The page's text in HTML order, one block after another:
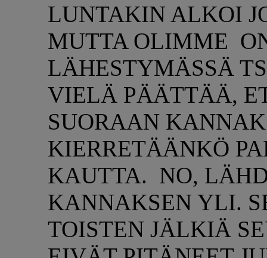
LUNTAKIN ALKOI
MUTTA OLIMME
LÄHESTYMÄSSÄ
VIELÄ PÄÄTTÄÄ,
SUORAAN
KIERRETÄÄNKÖ
KAUTTA. NO,
KANNAKSEN YLI.
TOISTEN JÄLKIÄ